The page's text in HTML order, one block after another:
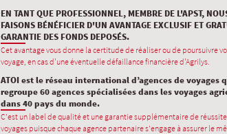
EN TANT QUE PROFESSIONNEL, MEMBRE DE L'APST,
FAISONS BÉNÉFICIER D'UN AVANTAGE EXCLUSIF ET
GARANTIE DES FONDS DEPOSÉS.
Cet avantage vous donne la certitude de réaliser ou de poursuivre
voyage, en cas d'une éventuelle défaillance financière d'Agrilys.
ATOI est le réseau international d’agences de voyages
regroupe 60 agences spécialisées dans les voyages
dans 40 pays du monde.
C’est un label de qualité et une garantie supplémentaire de
voyages puisque chaque agence partenaire s’engage à assurer le